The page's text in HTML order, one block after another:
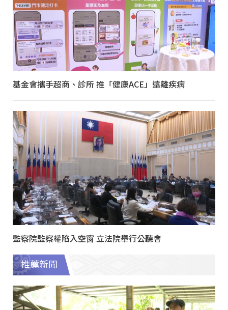
基金會攜手超商、診所 推「健康ACE」遠離疾病
監察院監察權陷入空窗 立法院舉行公聽會
推薦新聞